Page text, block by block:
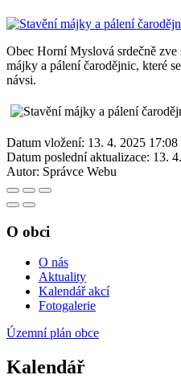
Obec Horní Myslová srdečně zve
májky a pálení čarodějnic, které
návsi.
Datum vložení: 13. 4. 2025 17:08
Datum poslední aktualizace: 13.
Autor: Správce Webu
O obci
O nás
Aktuality
Kalendář akcí
Fotogalerie
Územní plán obce
Kalendář